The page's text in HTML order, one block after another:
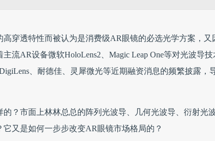
穿透特性而被认为是消费级AR眼镜的必选光学方案，又
流AR设备微软HoloLens2、Magic Leap One等对光波导
、耐德佳、灵犀微光等近期融资消息的频繁披露，
？市面上林林总总的阵列光波导、几何光波导、衍射光
又是如何一步步改变AR眼镜市场格局的？